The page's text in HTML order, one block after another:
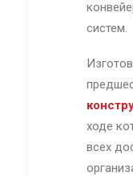
систем.
ходе
всех